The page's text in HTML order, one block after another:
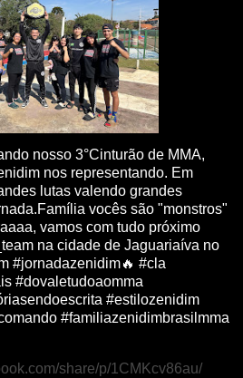
nosso 3°Cinturão de MMA,
nos representando. Em
lutas valendo grandes
vocês são "monstros"
vamos com tudo próximo
na cidade de Jaguariaíva no
#jornadazenidim🔥 #cla
#dovaletudoaomma
#estilozenidim
#familiazenidimbrasilmma
share/p/1CMKcv86au/